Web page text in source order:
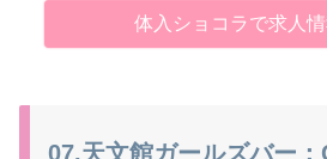
体入ショコラで求人
07.天文館ガールズバー